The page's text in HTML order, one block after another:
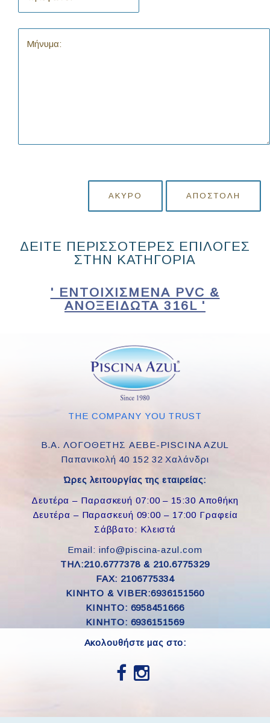
ΆΚΥΡΟ ΑΠΟΣΤΟΛΉ
ΔΕΙΤΕ ΠΕΡΙΣΣΟΤΕΡΕΣ ΕΠΙΛΟΓΕΣ
ΣΤΗΝ ΚΑΤΗΓΟΡΙΑ
' ΕΝΤΟΙΧΙΣΜΈΝΑ PVC &
ΑΝΟΞΕΊΔΩΤΑ 316L '
THE COMPANY YOU TRUST
Β.Α. ΛΟΓΟΘΕΤΗΣ ΑΕΒΕ-PISCINA AZUL
Παπανικολή 40 152 32 Χαλάνδρι
Ώρες λειτουργίας της εταιρείας:
Δευτέρα – Παρασκευή 07:00 – 15:30 Αποθήκη
Δευτέρα – Παρασκευή 09:00 – 17:00 Γραφεία
Σάββατο: Κλειστά
Email: info@piscina-azul.com
ΤΗΛ:210.6777378 & 210.6775329
FAX: 2106775334
ΚΙΝΗΤΟ & VIBER:6936151560
KINHTO: 6958451666
KINHTO: 6936151569
Ακολουθήστε μας στο: